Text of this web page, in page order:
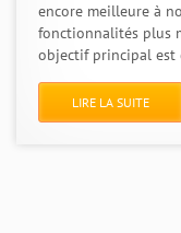
encore meilleure à
fonctionnalités plus
objectif principal est
LIRE LA SUITE